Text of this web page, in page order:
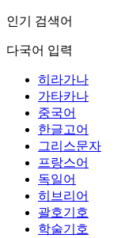
인기 검색어
다국어 입력
히라가나
가타카나
중국어
한글고어
그리스문자
프랑스어
독일어
히브리어
괄호기호
학술기호